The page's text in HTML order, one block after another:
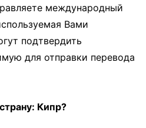
международный
Вами
подтвердить
для отправки перевода
Кипр?